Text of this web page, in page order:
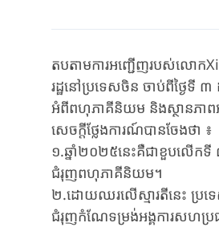
តបតាមការអញ្ជើញរបស់លោក
រដ្ឋនៅប្រទេសចិន ចាប់ពីថ្ងៃទី ៣
អំពីពហុភាគីនិយម និងស្ថានភាពអ
សេចក្តីថ្លែងការណ៍បានចែងថា ៖
១.ឆ្នាំ២០២៥នេះគឺជាខួបលើកទី ៨
ជំរុញពហុភាគីនិយម។
២.ដោយឈរលើស្មារតីនេះ ប្រទេ
ជំរុញកំណែទម្រង់អង្គការសហប្រ